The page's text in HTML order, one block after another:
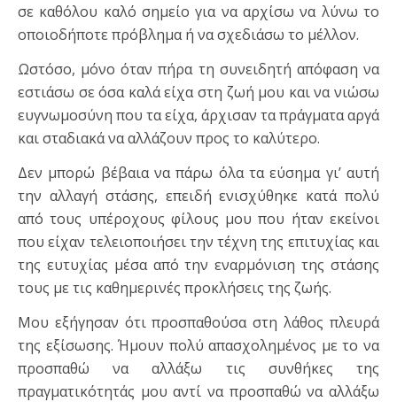
σε καθόλου καλό σημείο για να αρχίσω να λύνω το
οποιοδήποτε πρόβλημα ή να σχεδιάσω το μέλλον.
Ωστόσο, μόνο όταν πήρα τη συνειδητή απόφαση να
εστιάσω σε όσα καλά είχα στη ζωή μου και να νιώσω
ευγνωμοσύνη που τα είχα, άρχισαν τα πράγματα αργά
και σταδιακά να αλλάζουν προς το καλύτερο.
Δεν μπορώ βέβαια να πάρω όλα τα εύσημα γι’ αυτή
την αλλαγή στάσης, επειδή ενισχύθηκε κατά πολύ
από τους υπέροχους φίλους μου που ήταν εκείνοι
που είχαν τελειοποιήσει την τέχνη της επιτυχίας και
της ευτυχίας μέσα από την εναρμόνιση της στάσης
τους με τις καθημερινές προκλήσεις της ζωής.
Μου εξήγησαν ότι προσπαθούσα στη λάθος πλευρά
της εξίσωσης. Ήμουν πολύ απασχολημένος με το να
προσπαθώ να αλλάξω τις συνθήκες της
πραγματικότητάς μου αντί να προσπαθώ να αλλάξω